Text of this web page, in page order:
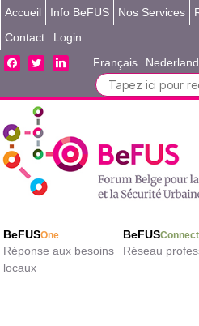
Accueil Info BeFUS Nos Services
Contact
Login
facebooktwitterlinkedin Français
Search
for:
BeFUSOne
Réponse aux besoins
locaux
BeFUSConnect
Réseau